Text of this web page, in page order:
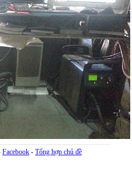
Facebook - Tổng hợp chủ đề